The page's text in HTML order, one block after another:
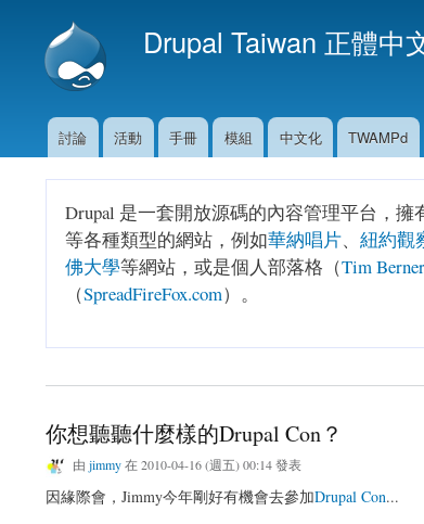
Drupal Taiwan 正體中
主選單
討論 活動 手冊 模組 中文化 TWAMPd
Drupal 是一套開放源碼的內容管理平台，
等各種類型的網站，例如華納唱片、 紐約觀
佛大學等網站，或是個人部落格（Tim
（SpreadFireFox.com）。
你想聽聽什麼樣的Drupal Con？
由 jimmy在 2010-04-16 (週五) 00:14 發表
因緣際會，Jimmy今年剛好有機會去參加Drupal Con...